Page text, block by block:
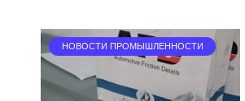
НОВОСТИ ПРОМЫШЛЕННОСТИ